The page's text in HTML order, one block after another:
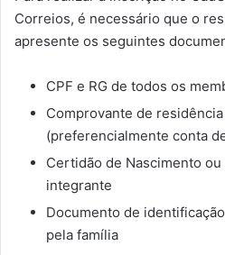
Correios, é necessário que o
apresente os seguintes
CPF e RG de todos os
Comprovante de
(preferencialmente conta
Certidão de Nascimento
integrante
Documento de
pela família